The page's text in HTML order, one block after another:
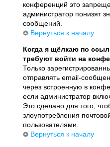
конференций это
администратор понизят
сообщений.
Вернуться к началу
Когда я щёлкаю по
требуют войти на
Только
отправлять email-
через встроенную в
если администратор
Это сделано для того,
злоупотребления
пользователями.
Вернуться к началу